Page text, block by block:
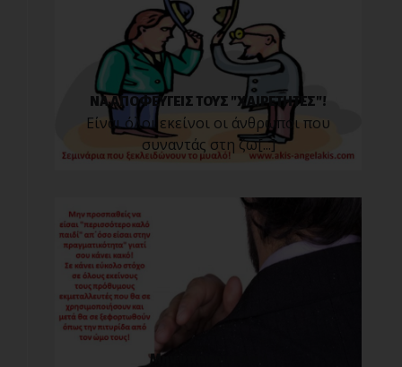
ΝΑ ΑΠΟΦΕΥΓΕΙΣ ΤΟΥΣ "ΧΑΙΡΕΤΗΤΕΣ"!
Είναι όλοι εκείνοι οι άνθρωποι που
συναντάς στη ζω[...]
Μην υποκρίνεσαι!